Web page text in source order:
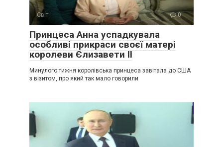
Світ 0
Принцеса Анна успадкувала
особливі прикраси своєї матері
королеви Єлизавети II
Минулого тижня королівська принцеса завітала до США
з візитом, про який так мало говорили